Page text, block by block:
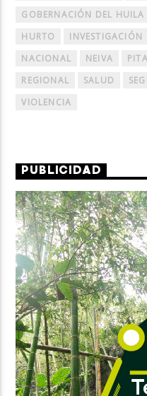
GOBERNACIÓN DEL HUILA
HURTO
INVESTIGACIÓN
NACIONAL
NEIVA
REGIONAL
SALUD
VIOLENCIA
PUBLICIDAD